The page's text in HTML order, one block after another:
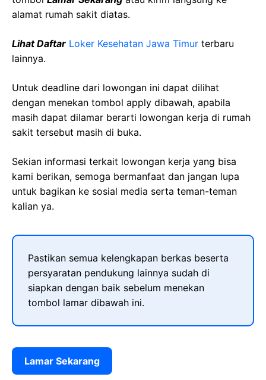
alamat rumah sakit diatas.
Lihat Daftar Loker Kesehatan Jawa Timur terbaru
lainnya.
Untuk deadline dari lowongan ini dapat dilihat
dengan menekan tombol apply dibawah, apabila
masih dapat dilamar berarti lowongan kerja di rumah
sakit tersebut masih di buka.
Sekian informasi terkait lowongan kerja yang bisa
kami berikan, semoga bermanfaat dan jangan lupa
untuk bagikan ke sosial media serta teman-teman
kalian ya.
Pastikan semua kelengkapan berkas beserta
persyaratan pendukung lainnya sudah di
siapkan dengan baik sebelum menekan
tombol lamar dibawah ini.
Lamar Sekarang